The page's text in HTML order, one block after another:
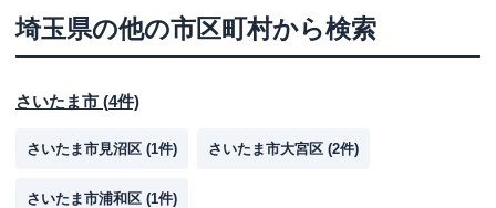
埼玉県の他の市区町村から検索
さいたま市 (4件)
さいたま市見沼区 (1件) さいたま市大宮区 (2件)
さいたま市浦和区 (1件)